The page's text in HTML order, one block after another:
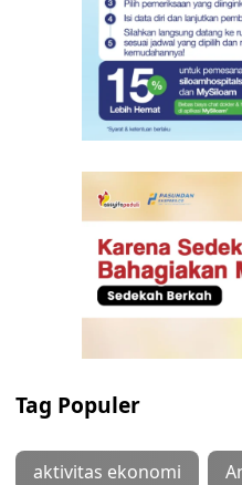
Tag Populer
aktivitas ekonomi